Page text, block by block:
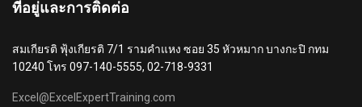
ที่อยู่และการติดต่อ
สมเกียรติ ฟุ้งเกียรติ 7/1 รามคำแหง ซอย 35 หัวหมาก บางกะปิ กทม
10240 โทร 097-140-5555, 02-718-9331
Excel@ExcelExpertTraining.com